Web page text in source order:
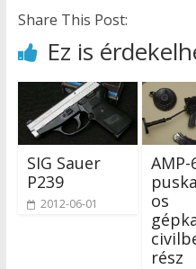
Share This Post:
Ez is
SIG Sauer
P239
2012-06-01
AMP-
os
rész